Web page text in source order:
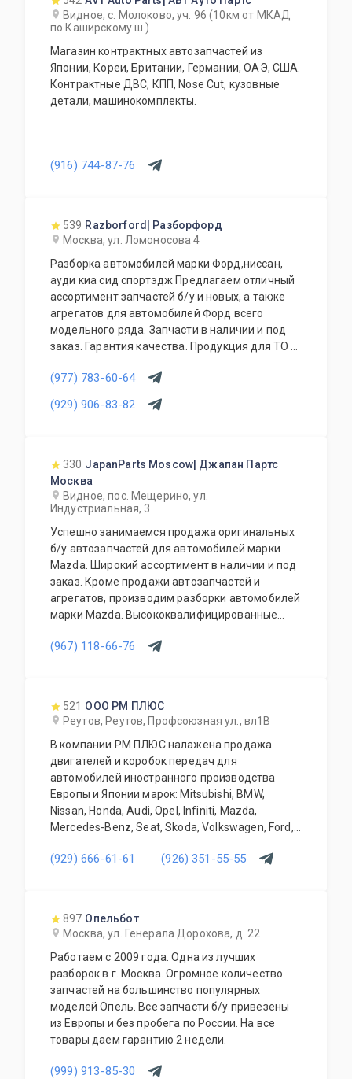
Mercedes-Benz.
Видное, с. Молоково, уч. 96 (10км от МКАД
по Каширскому ш.)
Магазин контрактных автозапчастей из
Японии, Кореи, Британии, Германии, ОАЭ, США.
Контрактные ДВС, КПП, Nose Cut, кузовные
детали, машинокомплекты.
(916) 744-87-76
539 Razborford| Разборфорд
Москва, ул. Ломоносова 4
Разборка автомобилей марки Форд,ниссан,
ауди киа сид спортэдж Предлагаем отличный
ассортимент запчастей б/у и новых, а также
агрегатов для автомобилей Форд всего
модельного ряда. Запчасти в наличии и под
заказ. Гарантия качества. Продукция для ТО и
автомобилей. Доступные цены. Работа с
региональными клиентами. Приезжайте к нам
- квалифицированные специалисты помогут с
(977) 783-60-64
(929) 906-83-82
330 JapanParts Moscow| Джапан Партс
Москва
Видное, пос. Мещерино, ул.
Индустриальная, 3
Успешно занимаемся продажа оригинальных
б/у автозапчастей для автомобилей марки
Mazda. Широкий ассортимент в наличии и под
заказ. Кроме продажи автозапчастей и
агрегатов, производим разборки автомобилей
марки Mazda. Высококвалифицированные
его виды. В нашем автосервисе проводится
дополнительное оборудование для Вашего
автомобиля. Гарантия качества на все услуги
и продукцию. Квалифицированные
специалисты. Мы работаем для Вас каждый
день.
(967) 118-66-76
521 ООО РМ ПЛЮС
Реутов, Реутов, Профсоюзная ул., вл1В
В компании РМ ПЛЮС налажена продажа
двигателей и коробок передач для
автомобилей иностранного производства
Европы и Японии марок: Mitsubishi, BMW,
Nissan, Honda, Audi, Opel, Infiniti, Mazda,
Mercedes-Benz, Seat, Skoda, Volkswagen, Ford,
оригинальная. Все агрегаты тщательно
занимается реализацией силовых агрегатов,
автоматических и механических коробок
передач. Агрегаты в наличии или под заказ.
Поставка под заказ производится в
кратчайшие сроки. Поставки осуществляются
в любую точку Российской Федерации.
Грамотные специалисты всегда рады
ответить на все интересующие Вас вопросы.
(929) 666-61-61 (926) 351-55-55
897 Опельбот
Москва, ул. Генерала Дорохова, д. 22
Работаем с 2009 года. Одна из лучших
разборок в г. Москва. Огромное количество
запчастей на большинство популярных
моделей Опель. Все запчасти б/у привезены
из Европы и без пробега по России. На все
товары даем гарантию 2 недели.
(999) 913-85-30